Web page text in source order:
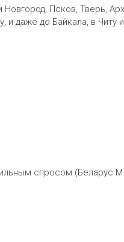
Псков, Тверь,
даже до Байкала, в Читу
спросом (Беларус